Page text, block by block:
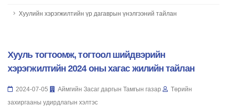
Хуулийн хэрэгжилтийн үр дагаврын үнэлгээний тайлан
Хууль тогтоомж, тогтоол шийдвэрийн
хэрэгжилтийн 2024 оны хагас жилийн тайлан
2024-07-05 Аймгийн Засаг даргын Тамгын газар
Төрийн
захиргааны удирдлагын хэлтэс